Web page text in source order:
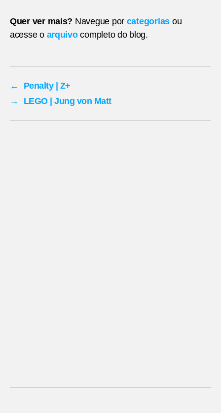
Quer ver mais? Navegue por categorias ou
acesse o arquivocompleto do blog.
←
Penalty | Z+
→
LEGO | Jung von Matt